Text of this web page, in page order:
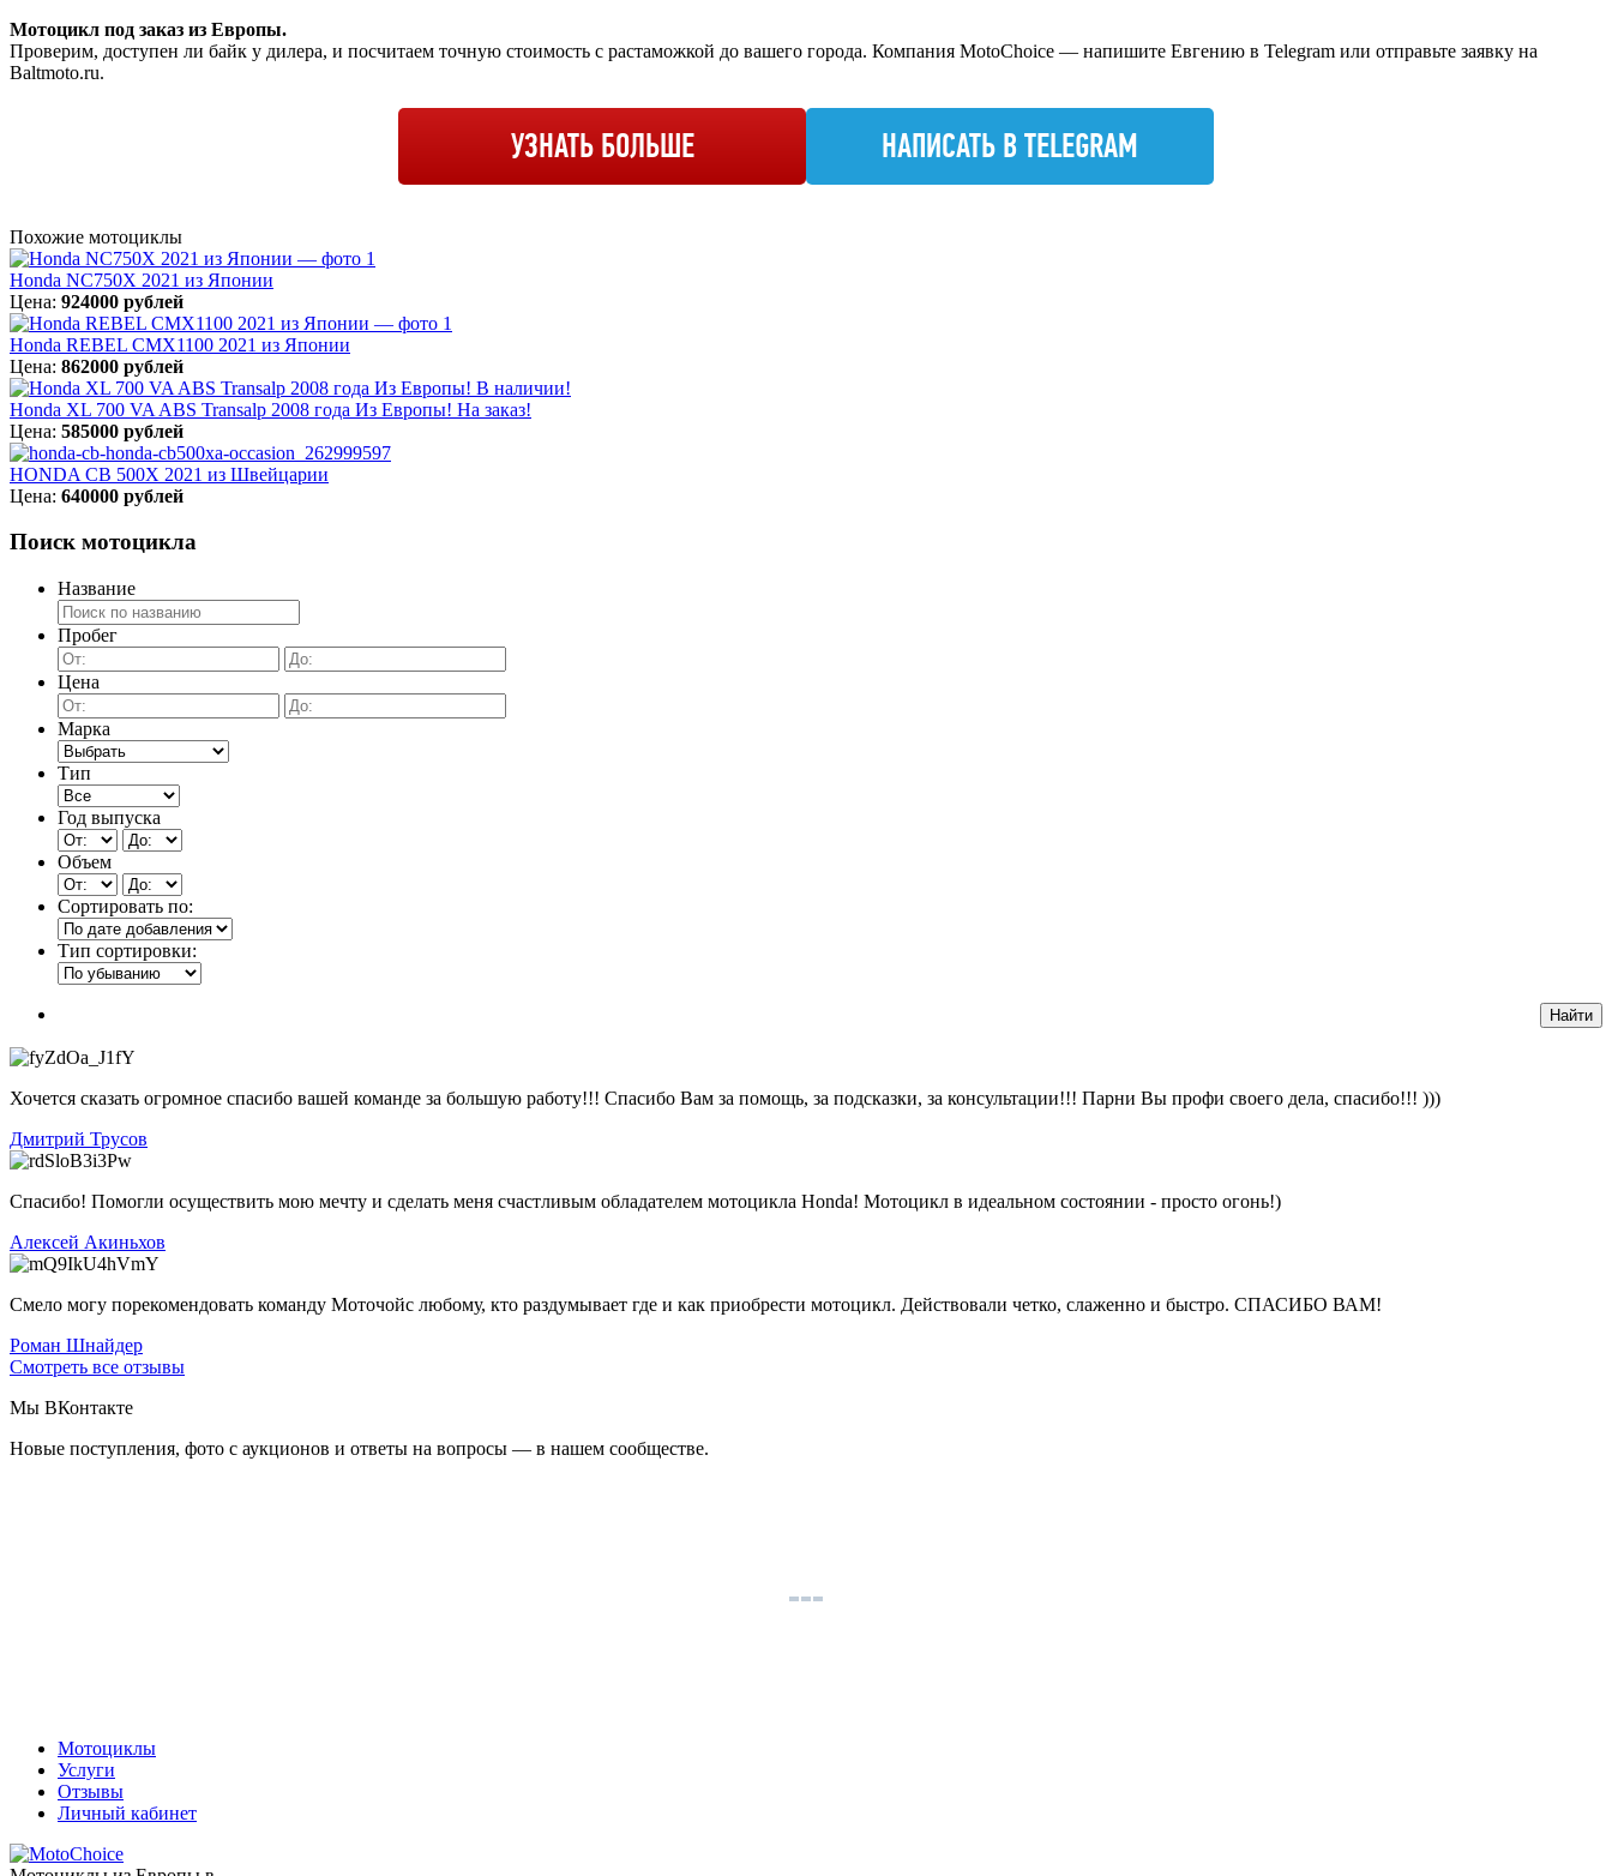
Мотоцикл под заказ из Европы.
Проверим, доступен ли байк у дилера, и посчитаем точную стоимость с растаможкой до вашего города. Компания MotoChoice — напишите Евгению в Telegram или отправьте заявку на
Baltmoto.ru.
УЗНАТЬ БОЛЬШЕ НАПИСАТЬ В TELEGRAM
Похожие мотоциклы
Honda NC750X 2021 из Японии
Цена: 924000 рублей
Honda REBEL CMX1100 2021 из Японии
Цена: 862000 рублей
Honda XL 700 VA ABS Transalp 2008 года Из Европы! На заказ!
Цена: 585000 рублей
HONDA CB 500X 2021 из Швейцарии
Цена: 640000 рублей
Поиск мотоцикла
Название
Пробег
Цена
Марка
Тип
Год выпуска
Объем
Сортировать по:
Тип сортировки:
Хочется сказать огромное спасибо вашей команде за большую работу!!! Спасибо Вам за помощь, за подсказки, за консультации!!! Парни Вы профи своего дела, спасибо!!! )))
Дмитрий Трусов
Спасибо! Помогли осуществить мою мечту и сделать меня счастливым обладателем мотоцикла Honda! Мотоцикл в идеальном состоянии - просто огонь!)
Алексей Акиньхов
Смело могу порекомендовать команду Моточойс любому, кто раздумывает где и как приобрести мотоцикл. Действовали четко, слаженно и быстро. СПАСИБО ВАМ!
Роман Шнайдер
Смотреть все отзывы
Мы ВКонтакте
Новые поступления, фото с аукционов и ответы на вопросы — в нашем сообществе.
Мотоциклы
Услуги
Отзывы
Личный кабинет